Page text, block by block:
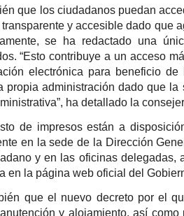
que los ciudadanos puedan
y accesible dado que
se ha redactado una
“Esto contribuye a un acceso
electrónica para beneficio
propia administración dado que
ha detallado la
de impresos están a
en la sede de la Dirección
y en las oficinas delegadas,
en la página web oficial del
que el nuevo decreto por el
y alojamiento, así